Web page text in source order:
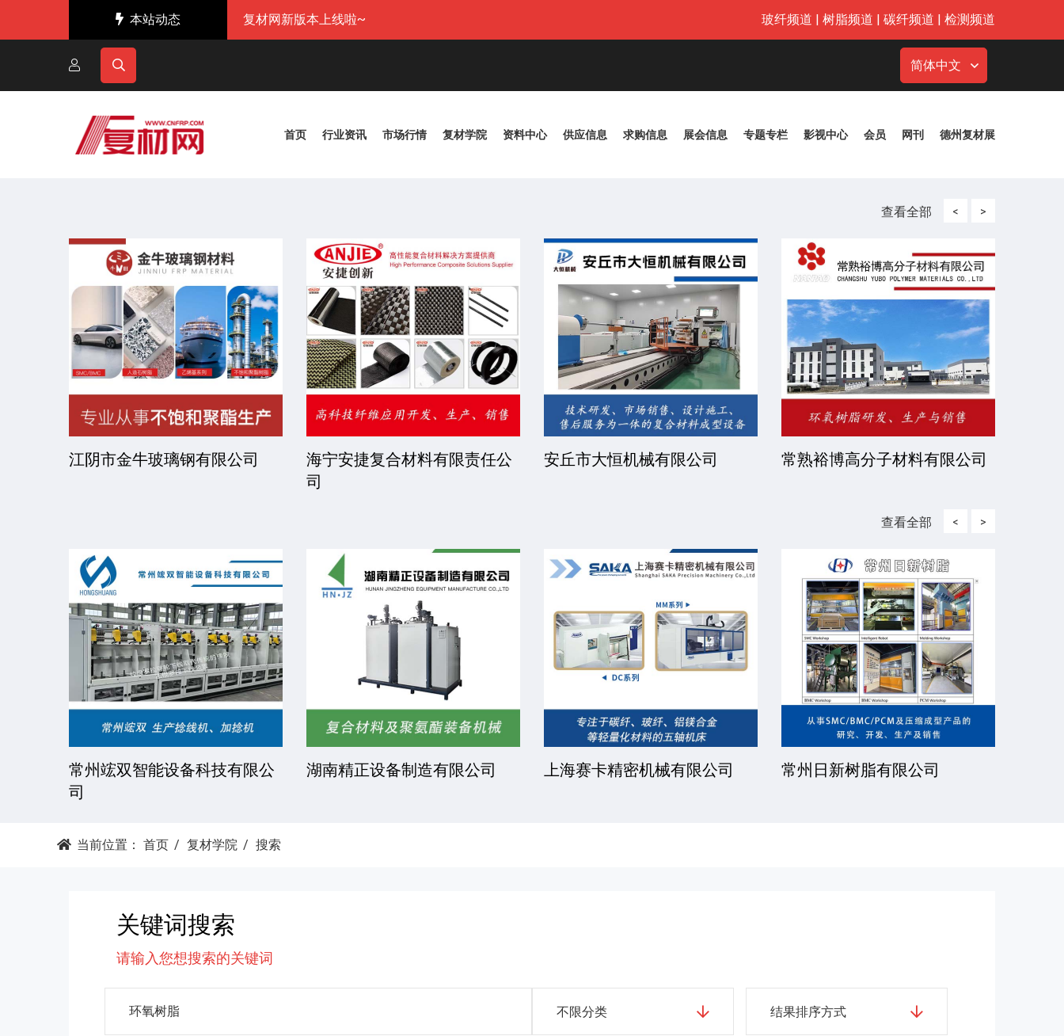
本站动态 复材网新版本上线啦~ 玻纤频道 | 树脂频道 | 碳纤频道 | 检测频道
简体中文
首页 行业资讯 市场行情 复材学院 资料中心 供应信息 求购信息 展会信息 专题专栏 影视中心 会员 网刊 德州复材展
查看全部 <
江阴市金牛玻璃钢有限公司
海宁安捷复合材料有限责任公
司
安丘市大恒机械有限公司 常熟裕博高分子材料有限公司
>
查看全部 <
常州竤双智能设备科技有限公
司
湖南精正设备制造有限公司 上海赛卡精密机械有限公司 常州日新树脂有限公司
>
当前位置： 首页 复材学院 搜索
关键词搜索
请输入您想搜索的关键词
不限分类 结果排序方式